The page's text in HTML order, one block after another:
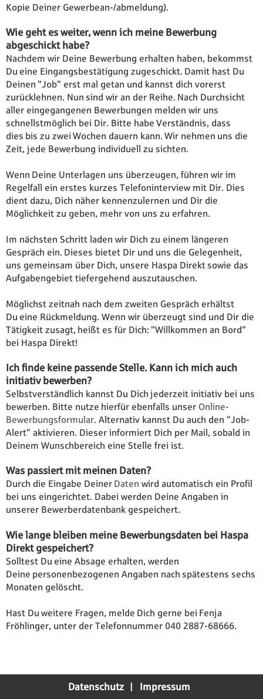
Kopie Deiner Gewerbean-/abmeldung).
Wie geht es weiter, wenn ich meine Bewerbung
abgeschickt habe?
Nachdem wir Deine Bewerbung erhalten haben, bekommst
Du eine Eingangsbestätigung zugeschickt. Damit hast Du
Deinen "Job" erst mal getan und kannst dich vorerst
zurücklehnen. Nun sind wir an der Reihe. Nach Durchsicht
aller eingegangenen Bewerbungen melden wir uns
schnellstmöglich bei Dir. Bitte habe Verständnis, dass
dies bis zu zwei Wochen dauern kann. Wir nehmen uns die
Zeit, jede Bewerbung individuell zu sichten.
Wenn Deine Unterlagen uns überzeugen, führen wir im
Regelfall ein erstes kurzes Telefoninterview mit Dir. Dies
dient dazu, Dich näher kennenzulernen und Dir die
Möglichkeit zu geben, mehr von uns zu erfahren.
Im nächsten Schritt laden wir Dich zu einem längeren
Gespräch ein. Dieses bietet Dir und uns die Gelegenheit,
uns gemeinsam über Dich, unsere Haspa Direkt sowie das
Aufgabengebiet tiefergehend auszutauschen.
Möglichst zeitnah nach dem zweiten Gespräch erhältst
Du eine Rückmeldung. Wenn wir überzeugt sind und Dir die
Tätigkeit zusagt, heißt es für Dich: "Willkommen an Bord"
bei Haspa Direkt!
Ich finde keine passende Stelle. Kann ich mich auch
initiativ bewerben?
Selbstverständlich kannst Du Dich jederzeit initiativ bei uns
bewerben. Bitte nutze hierfür ebenfalls unser Online-
Bewerbungsformular. Alternativ kannst Du auch den "Job-
Alert" aktivieren. Dieser informiert Dich per Mail, sobald in
Deinem Wunschbereich eine Stelle frei ist.
Was passiert mit meinen Daten?
Durch die Eingabe Deiner Daten wird automatisch ein Profil
bei uns eingerichtet. Dabei werden Deine Angaben in
unserer Bewerberdatenbank gespeichert.
Wie lange bleiben meine Bewerbungsdaten bei Haspa
Direkt gespeichert?
Solltest Du eine Absage erhalten, werden
Deine personenbezogenen Angaben nach spätestens sechs
Monaten gelöscht.
Hast Du weitere Fragen, melde Dich gerne bei Fenja
Fröhlinger, unter der Telefonnummer 040 2887-68666.
Datenschutz Impressum